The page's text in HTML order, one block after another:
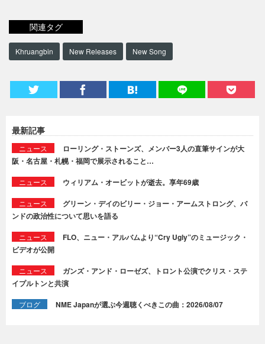
関連タグ
Khruangbin New Releases New Song
最新記事
ニュース
ローリング・ストーンズ、メンバー3人の直筆サインが大
阪・名古屋・札幌・福岡で展示されること…
ニュース ウィリアム・オービットが逝去。享年69歳
ニュース
グリーン・デイのビリー・ジョー・アームストロング、バ
ンドの政治性について思いを語る
ニュース
FLO、ニュー・アルバムより“Cry Ugly”のミュージック・
ビデオが公開
ニュース
ガンズ・アンド・ローゼズ、トロント公演でクリス・ステ
イプルトンと共演
ブログ NME Japanが選ぶ今週聴くべきこの曲：2026/08/07